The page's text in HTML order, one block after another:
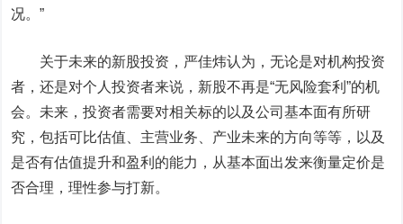
况。”
关于未来的新股投资，严佳炜认为，无论是对机构投资
者，还是对个人投资者来说，新股不再是“无风险套利”的机
会。未来，投资者需要对相关标的以及公司基本面有所研
究，包括可比估值、主营业务、产业未来的方向等等，以及
是否有估值提升和盈利的能力，从基本面出发来衡量定价是
否合理，理性参与打新。